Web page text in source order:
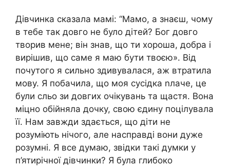
Дівчинка сказала мамі: “Мамо, а знаєш, чому
в тебе так довго не було дітей? Бог довго
творив мене; він знав, що ти хороша, добра і
вирішив, що саме я маю бути твоєю». Від
почутого я сильно здивувалася, аж втратила
мову. Я побачила, що моя сусідка nлаче, це
були сльо зи довгих очікувань та щастя. Вона
міцно обійняла дочку, свою єдину поцілувала
її. Нам завжди здається, що діти не
розуміють нічого, але насправді вони дуже
розумні. Я все думаю, звідки такі думки у
п’ятирічної дівчинки? Я була глибоко